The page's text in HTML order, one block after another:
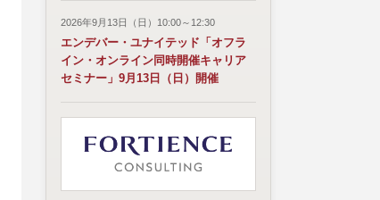
2026年9月13日（日）10:00～12:30
エンデバー・ユナイテッド「オフラ
イン・オンライン同時開催キャリア
セミナー」9月13日（日）開催